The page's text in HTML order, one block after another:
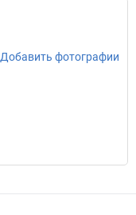
Добавить фотографии